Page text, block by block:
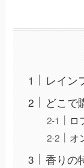
レイン
どこで
ロ
オ
香りの